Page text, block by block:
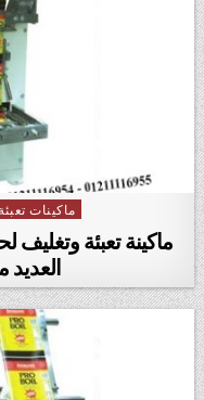
Posted in
ماكينات
ماكينة تعبئة وتغليف
العديد